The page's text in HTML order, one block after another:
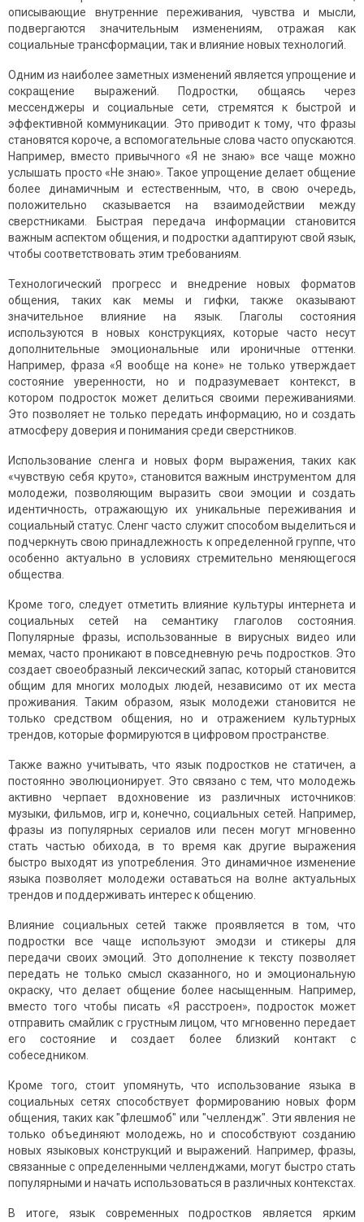
описывающие внутренние переживания, чувства и мысли,
подвергаются значительным изменениям, отражая как
социальные трансформации, так и влияние новых технологий.
Одним из наиболее заметных изменений является упрощение и
сокращение выражений. Подростки, общаясь через
мессенджеры и социальные сети, стремятся к быстрой и
эффективной коммуникации. Это приводит к тому, что фразы
становятся короче, а вспомогательные слова часто опускаются.
Например, вместо привычного «Я не знаю» все чаще можно
услышать просто «Не знаю». Такое упрощение делает общение
более динамичным и естественным, что, в свою очередь,
положительно сказывается на взаимодействии между
сверстниками. Быстрая передача информации становится
важным аспектом общения, и подростки адаптируют свой язык,
чтобы соответствовать этим требованиям.
Технологический прогресс и внедрение новых форматов
общения, таких как мемы и гифки, также оказывают
значительное влияние на язык. Глаголы состояния
используются в новых конструкциях, которые часто несут
дополнительные эмоциональные или ироничные оттенки.
Например, фраза «Я вообще на коне» не только утверждает
состояние уверенности, но и подразумевает контекст, в
котором подросток может делиться своими переживаниями.
Это позволяет не только передать информацию, но и создать
атмосферу доверия и понимания среди сверстников.
Использование сленга и новых форм выражения, таких как
«чувствую себя круто», становится важным инструментом для
молодежи, позволяющим выразить свои эмоции и создать
идентичность, отражающую их уникальные переживания и
социальный статус. Сленг часто служит способом выделиться и
подчеркнуть свою принадлежность к определенной группе, что
особенно актуально в условиях стремительно меняющегося
общества.
Кроме того, следует отметить влияние культуры интернета и
социальных сетей на семантику глаголов состояния.
Популярные фразы, использованные в вирусных видео или
мемах, часто проникают в повседневную речь подростков. Это
создает своеобразный лексический запас, который становится
общим для многих молодых людей, независимо от их места
проживания. Таким образом, язык молодежи становится не
только средством общения, но и отражением культурных
трендов, которые формируются в цифровом пространстве.
Также важно учитывать, что язык подростков не статичен, а
постоянно эволюционирует. Это связано с тем, что молодежь
активно черпает вдохновение из различных источников:
музыки, фильмов, игр и, конечно, социальных сетей. Например,
фразы из популярных сериалов или песен могут мгновенно
стать частью обихода, в то время как другие выражения
быстро выходят из употребления. Это динамичное изменение
языка позволяет молодежи оставаться на волне актуальных
трендов и поддерживать интерес к общению.
Влияние социальных сетей также проявляется в том, что
подростки все чаще используют эмодзи и стикеры для
передачи своих эмоций. Это дополнение к тексту позволяет
передать не только смысл сказанного, но и эмоциональную
окраску, что делает общение более насыщенным. Например,
вместо того чтобы писать «Я расстроен», подросток может
отправить смайлик с грустным лицом, что мгновенно передает
его состояние и создает более близкий контакт с
собеседником.
Кроме того, стоит упомянуть, что использование языка в
социальных сетях способствует формированию новых форм
общения, таких как "флешмоб" или "челлендж". Эти явления не
только объединяют молодежь, но и способствуют созданию
новых языковых конструкций и выражений. Например, фразы,
связанные с определенными челленджами, могут быстро стать
популярными и начать использоваться в различных контекстах.
В итоге, язык современных подростков является ярким